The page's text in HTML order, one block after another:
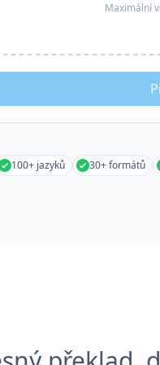
Maximální
100+ jazyků 30+ formátů